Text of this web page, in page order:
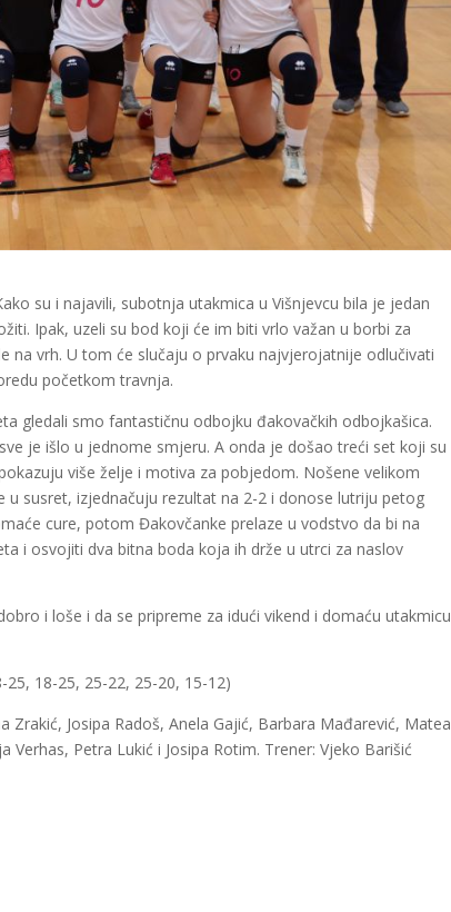
su i najavili, subotnja utakmica u Višnjevcu bila je jedan
Ipak, uzeli su bod koji će im biti vrlo važan u borbi za
na vrh. U tom će slučaju o prvaku najvjerojatnije odlučivati
početkom travnja.
gledali smo fantastičnu odbojku đakovačkih odbojkašica.
je išlo u jednome smjeru. A onda je došao treći set koji su
više želje i motiva za pobjedom. Nošene velikom
susret, izjednačuju rezultat na 2-2 i donose lutriju petog
cure, potom Đakovčanke prelaze u vodstvo da bi na
i osvojiti dva bitna boda koja ih drže u utrci za naslov
i loše i da se pripreme za idući vikend i domaću utakmicu
25, 18-25, 25-22, 25-20, 15-12)
Josipa Radoš, Anela Gajić, Barbara Mađarević, Matea
Petra Lukić i Josipa Rotim. Trener: Vjeko Barišić